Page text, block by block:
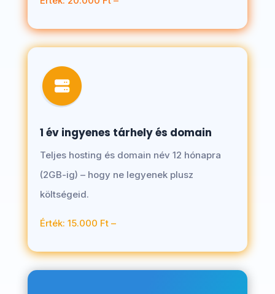
1 év ingyenes tárhely és domain
Teljes hosting és domain név 12 hónapra
(2GB-ig) – hogy ne legyenek plusz
költségeid.
Érték: 15.000 Ft –